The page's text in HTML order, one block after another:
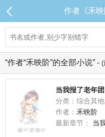
作者《禾
“作者“禾映阶”的全部小说” - (
当我报了老年团
分类：综合其他
作者： 禾映阶
最新章节：
当